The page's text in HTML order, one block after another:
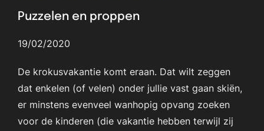
Puzzelen en proppen
19/02/2020
De krokusvakantie komt eraan. Dat wilt zeggen
dat enkelen (of velen) onder jullie vast gaan skiën,
er minstens evenveel wanhopig opvang zoeken
voor de kinderen (die vakantie hebben terwijl zij